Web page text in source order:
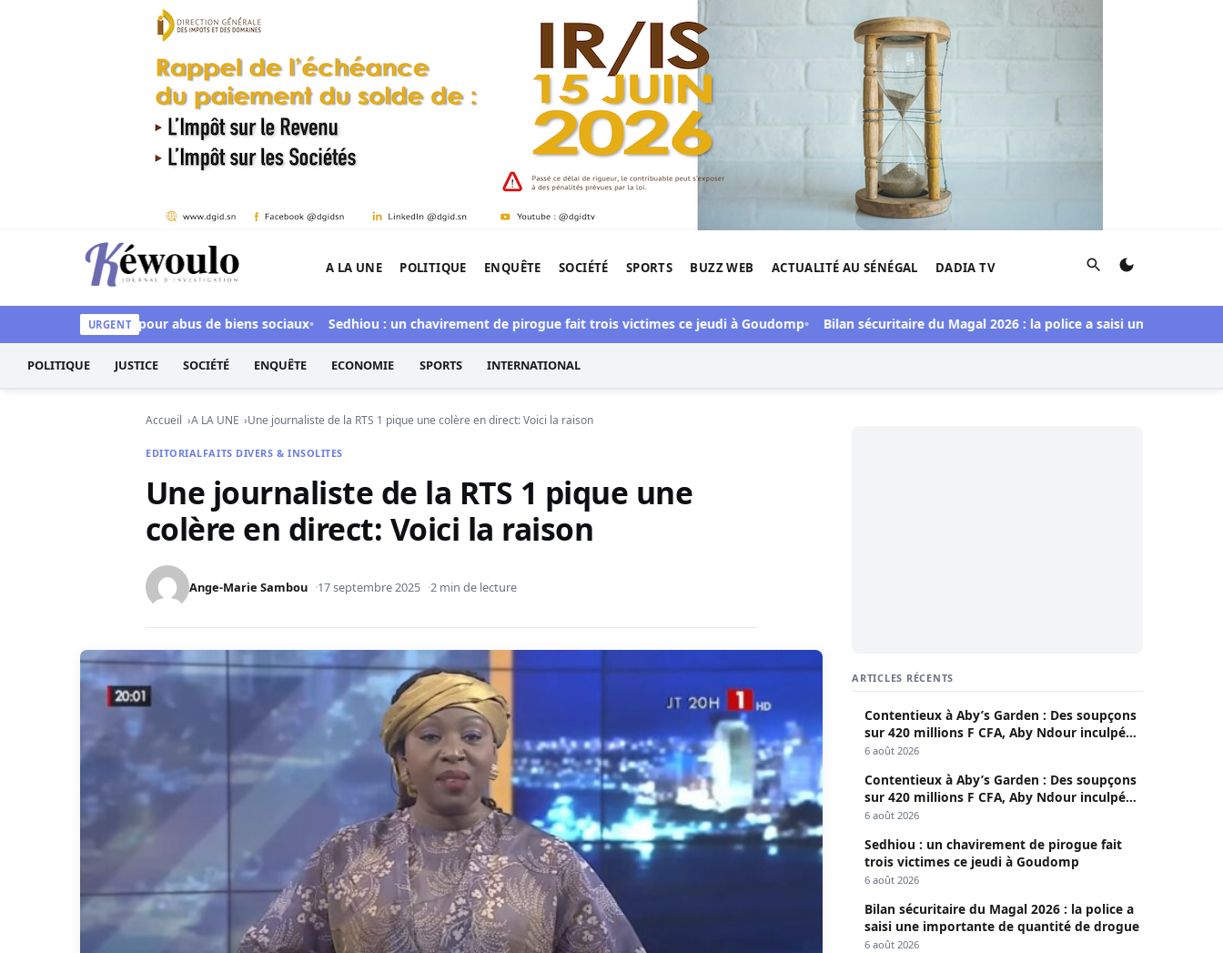
Aller au contenu
Kéwoulo, le premier site d'information et d'investigation de l'Afrique.
A LA UNE POLITIQUE ENQUÊTE SOCIÉTÉ SPORTS BUZZ WEB ACTUALITÉ AU SÉNÉGAL DADIA TV Rechercher
URGENT
inculpée pour abus de biens sociaux Sedhiou : un chavirement de pirogue fait trois victimes ce jeudi à Goudomp Bilan sécuritaire du Magal 2026 : la police a saisi une importante de
POLITIQUE JUSTICE SOCIÉTÉ ENQUÊTE ECONOMIE SPORTS INTERNATIONAL
Accueil A LA UNE Une journaliste de la RTS 1 pique une colère en direct: Voici la raison
EDITORIALFAITS DIVERS & INSOLITES
Une journaliste de la RTS 1 pique une
colère en direct: Voici la raison
Ange-Marie Sambou 17 septembre 2025 2 min de lecture
ARTICLES RÉCENTS
Contentieux à Aby’s Garden : Des soupçons
sur 420 millions F CFA, Aby Ndour inculpée
pour abus de biens sociaux
6 août 2026
Contentieux à Aby’s Garden : Des soupçons
sur 420 millions F CFA, Aby Ndour inculpée
pour abus de biens sociaux
6 août 2026
Sedhiou : un chavirement de pirogue fait
trois victimes ce jeudi à Goudomp
6 août 2026
Bilan sécuritaire du Magal 2026 : la police a
saisi une importante de quantité de drogue
6 août 2026